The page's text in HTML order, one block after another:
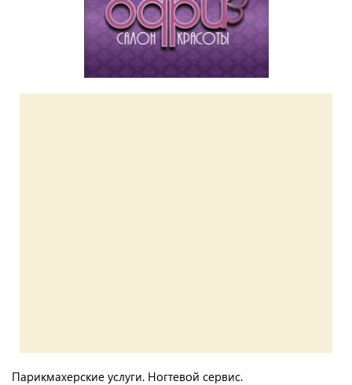
Парикмахерские услуги. Ногтевой сервис.